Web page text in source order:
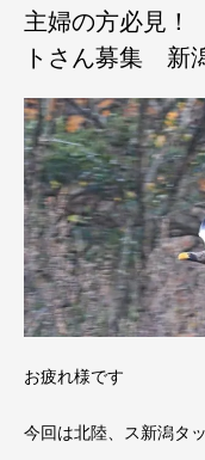
主婦の方必見
トさん募集 新
お疲れ様です
今回は北陸、ス新潟タ